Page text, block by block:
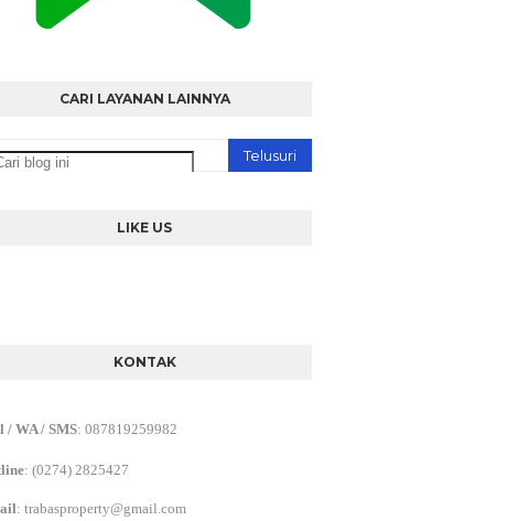
CARI LAYANAN LAINNYA
LIKE US
KONTAK
/ WA / SMS: 087819259982
: (0274) 2825427
: trabasproperty@gmail.com